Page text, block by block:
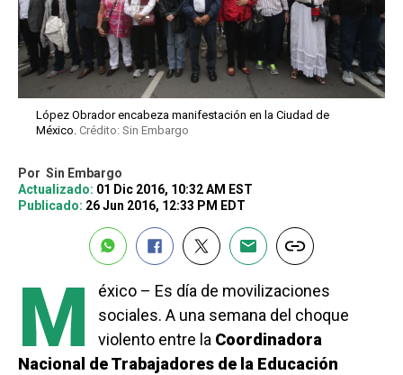
López Obrador encabeza manifestación en la Ciudad de
México. Crédito: Sin Embargo
Por Sin Embargo
Actualizado: 01 Dic 2016, 10:32 AM EST
Publicado: 26 Jun 2016, 12:33 PM EDT
M
éxico – Es día de movilizaciones
sociales. A una semana del choque
violento entre la Coordinadora
Nacional de Trabajadores de la Educación